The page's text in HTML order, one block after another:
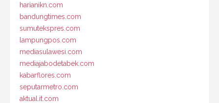
harianikn.com
bandungtimes.com
sumutekspres.com
lampungpos.com
mediasulawesi.com
mediajabodetabek.com
kabarflores.com
seputarmetro.com
aktual.it.com